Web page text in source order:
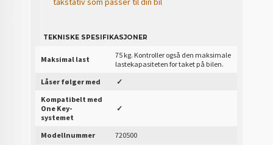
TEKNISKE SPESIFIKASJONER
Maksimal last
75 kg. Kontroller også den maksimale
lastekapasiteten for taket på bilen.
Låser følger med
✓
Kompatibelt med
One Key-
systemet
✓
Modellnummer 720500